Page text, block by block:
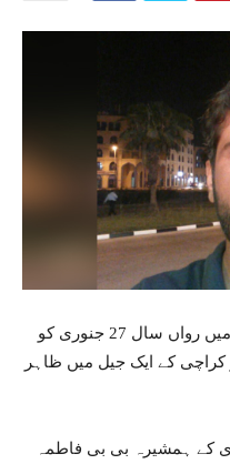
متحدہ عرب امارات کے سٹی دوبئی میں رواں سال 27 جنوری کو
کراچی کے ایک جیل میں ظاہر
کے ہمشیرہ بی بی فاطمہ